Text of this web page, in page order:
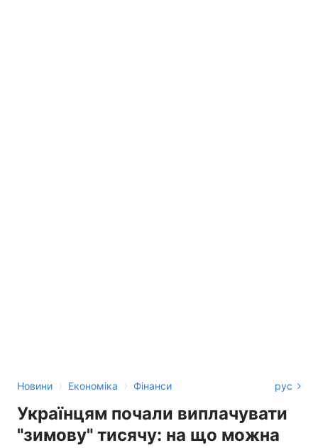
Новини › Економіка › Фінанси рус
Українцям почали виплачувати
"зимову" тисячу: на що можна